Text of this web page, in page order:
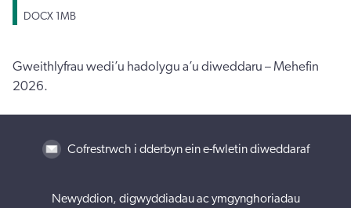
DOCX 1MB
Gweithlyfrau wedi’u hadolygu a’u diweddaru – Mehefin
2026.
Cofrestrwch i dderbyn ein e-fwletin diweddaraf
Newyddion, digwyddiadau ac ymgynghoriadau